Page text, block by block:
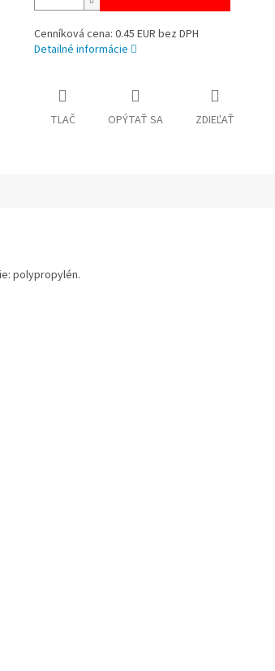
Cenníková cena: 0.45 EUR bez DPH
Detailné informácie
TLAČ OPÝTAŤ SA ZDIEĽAŤ
polypropylén.